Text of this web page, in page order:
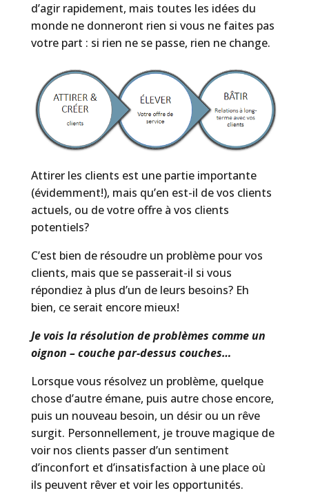
d’agir rapidement, mais toutes les idées du
monde ne donneront rien si vous ne faites pas
votre part : si rien ne se passe, rien ne change.
Attirer les clients est une partie importante
(évidemment!), mais qu’en est-il de vos clients
actuels, ou de votre offre à vos clients
potentiels?
C’est bien de résoudre un problème pour vos
clients, mais que se passerait-il si vous
répondiez à plus d’un de leurs besoins? Eh
bien, ce serait encore mieux!
Je vois la résolution de problèmes comme un
oignon – couche par-dessus couches…
Lorsque vous résolvez un problème, quelque
chose d’autre émane, puis autre chose encore,
puis un nouveau besoin, un désir ou un rêve
surgit. Personnellement, je trouve magique de
voir nos clients passer d’un sentiment
d’inconfort et d’insatisfaction à une place où
ils peuvent rêver et voir les opportunités.